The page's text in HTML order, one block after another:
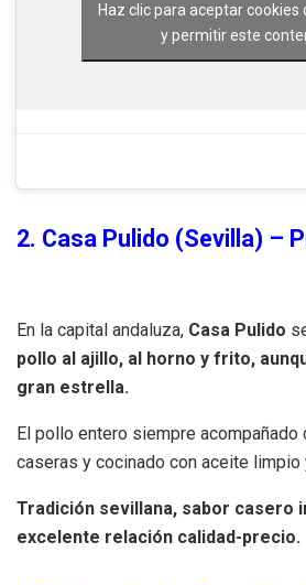
Haz clic para aceptar cookies
y permitir este
2. Casa Pulido (Sevilla) –
En la capital andaluza, Casa Pulido
pollo al ajillo, al horno y frito,
gran estrella.
El pollo entero siempre
caseras y cocinado con aceite limpio
Tradición sevillana, sabor casero
excelente relación calidad-precio.